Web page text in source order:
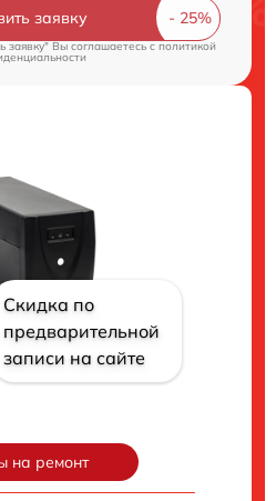
заявку
заявку" Вы соглашаетесь cполитикой
Скидка по
предварительной
записи на сайте
на ремонт